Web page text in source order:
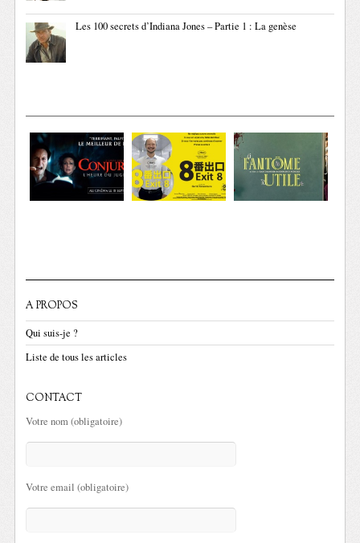
Les 100 secrets d’Indiana Jones – Partie 1 : La genèse
A PROPOS
Qui suis-je ?
Liste de tous les articles
CONTACT
Votre nom (obligatoire)
Votre email (obligatoire)